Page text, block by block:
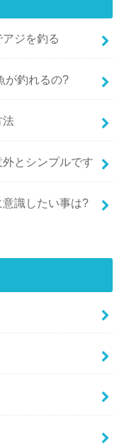
ジを釣る
が釣れるの?
法
とシンプルです
識したい事は?